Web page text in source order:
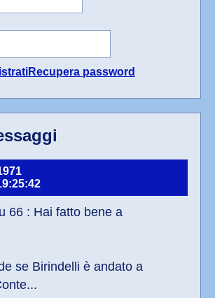
Recupera password
66 : Hai fatto bene a
se Birindelli è andato a